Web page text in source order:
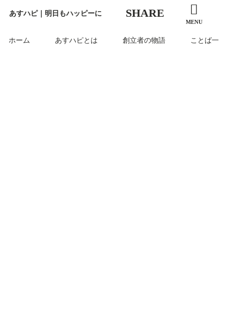
あすハピ｜明日もハッピーに SHARE
MENU
ホーム あすハピとは 創立者の物語 ことば一覧